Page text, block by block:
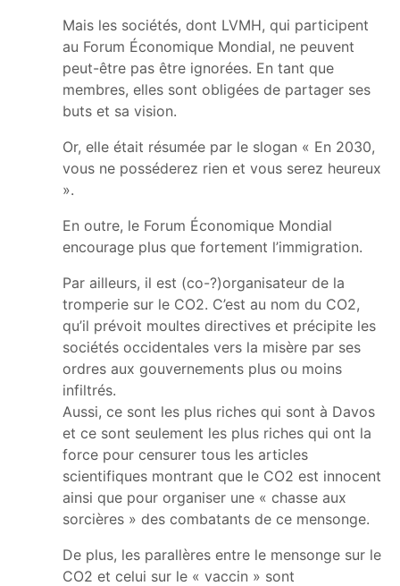
Mais les sociétés, dont LVMH, qui participent
au Forum Économique Mondial, ne peuvent
peut-être pas être ignorées. En tant que
membres, elles sont obligées de partager ses
buts et sa vision.
Or, elle était résumée par le slogan « En 2030,
vous ne posséderez rien et vous serez heureux
».
En outre, le Forum Économique Mondial
encourage plus que fortement l’immigration.
Par ailleurs, il est (co-?)organisateur de la
tromperie sur le CO2. C’est au nom du CO2,
qu’il prévoit moultes directives et précipite les
sociétés occidentales vers la misère par ses
ordres aux gouvernements plus ou moins
infiltrés.
Aussi, ce sont les plus riches qui sont à Davos
et ce sont seulement les plus riches qui ont la
force pour censurer tous les articles
scientifiques montrant que le CO2 est innocent
ainsi que pour organiser une « chasse aux
sorcières » des combatants de ce mensonge.
De plus, les parallères entre le mensonge sur le
CO2 et celui sur le « vaccin » sont